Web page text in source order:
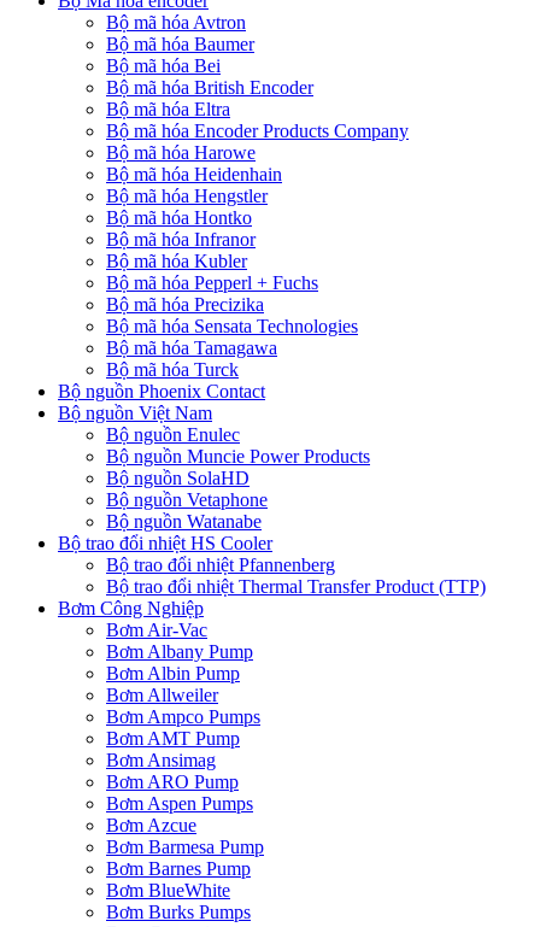
Bộ mã hóa Avtron
Bộ mã hóa Baumer
Bộ mã hóa Bei
Bộ mã hóa British Encoder
Bộ mã hóa Eltra
Bộ mã hóa Encoder Products Company
Bộ mã hóa Harowe
Bộ mã hóa Heidenhain
Bộ mã hóa Hengstler
Bộ mã hóa Hontko
Bộ mã hóa Infranor
Bộ mã hóa Kubler
Bộ mã hóa Pepperl + Fuchs
Bộ mã hóa Precizika
Bộ mã hóa Sensata Technologies
Bộ mã hóa Tamagawa
Bộ mã hóa Turck
Bộ nguồn Phoenix Contact
Bộ nguồn Việt Nam
Bộ nguồn Enulec
Bộ nguồn Muncie Power Products
Bộ nguồn SolaHD
Bộ nguồn Vetaphone
Bộ nguồn Watanabe
Bộ trao đổi nhiệt HS Cooler
Bộ trao đổi nhiệt Pfannenberg
Bộ trao đổi nhiệt Thermal Transfer Product (TTP)
Bơm Công Nghiệp
Bơm Air-Vac
Bơm Albany Pump
Bơm Albin Pump
Bơm Allweiler
Bơm Ampco Pumps
Bơm AMT Pump
Bơm Ansimag
Bơm ARO Pump
Bơm Aspen Pumps
Bơm Azcue
Bơm Barmesa Pump
Bơm Barnes Pump
Bơm BlueWhite
Bơm Burks Pumps